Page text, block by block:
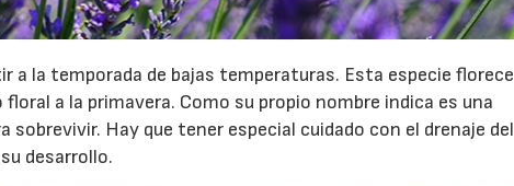
a la temporada de bajas temperaturas. Esta especie florece
a la primavera. Como su propio nombre indica es una
sobrevivir. Hay que tener especial cuidado con el drenaje del
desarrollo.